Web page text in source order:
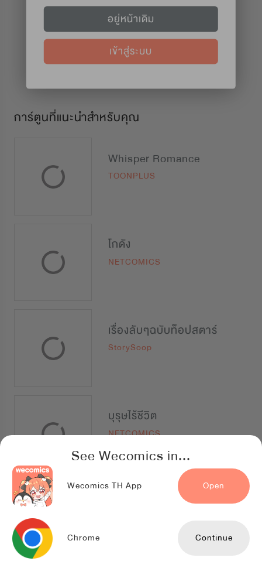
See Wecomics in...
Wecomics TH App Open
Chrome Continue
ทุกวันที่ 1 และ 16
การ์ตูนที่แนะนำสำหรับคุณ
Whisper Romance
TOONPLUS
โกดัง
NETCOMICS
เรื่องลับๆฉบับท็อปสตาร์
StorySoop
บุรุษไร้ชีวิต
NETCOMICS
รักสามเส้าเราสามคน (Bluffing)
อยู่หน้าเดิม
เข้าสู่ระบบ